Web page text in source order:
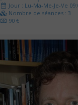
Jour : Lu-Ma-Me-Je-Ve
Nombre de séances : 3
90 €